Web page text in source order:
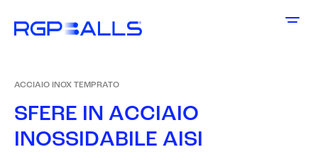
ACCIAIO INOX TEMPRATO
SFERE IN ACCIAIO
INOSSIDABILE AISI